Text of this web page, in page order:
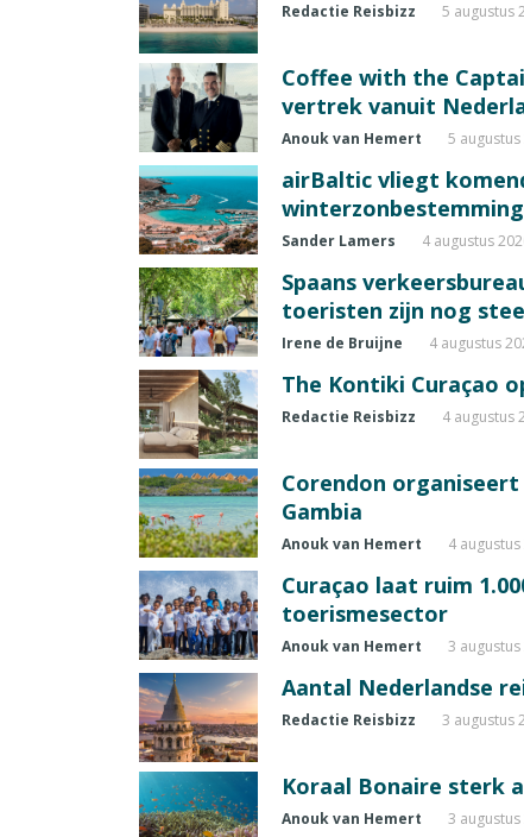
Redactie Reisbizz 5 augustus
Coffee with the
vertrek vanuit
Anouk van Hemert 5
airBaltic vliegt
Sander Lamers 4 augustus
Spaans
toeristen zijn nog
Irene de Bruijne 4 augustus
The Kontiki Curaçao
Redactie Reisbizz 4 augustus
Corendon
Gambia
Anouk van Hemert 4
Curaçao laat ruim
toerismesector
Anouk van Hemert 3
Aantal Nederlandse
Redactie Reisbizz 3 augustus
Koraal Bonaire sterk
Anouk van Hemert 3